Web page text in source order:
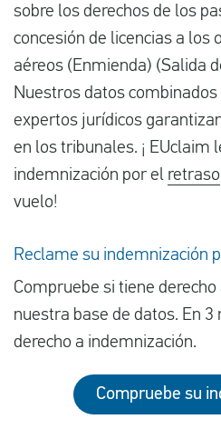
sobre los derechos de los
concesión de licencias a los
aéreos (Enmienda) (Salida
Nuestros datos
expertos jurídicos
en los tribunales. ¡ EUclaim
indemnización por el retraso
vuelo!
Reclame su indemnización
Compruebe si tiene
nuestra base de datos. En
derecho a indemnización.
Compruebe su